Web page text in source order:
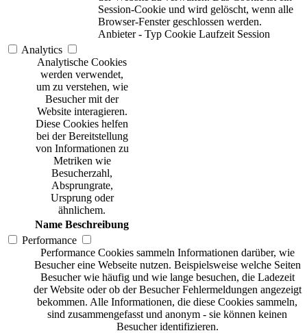
Session-Cookie und wird gelöscht, wenn alle
Browser-Fenster geschlossen werden.
Anbieter - Typ Cookie Laufzeit Session
Analytics
Analytische Cookies
werden verwendet,
um zu verstehen, wie
Besucher mit der
Website interagieren.
Diese Cookies helfen
bei der Bereitstellung
von Informationen zu
Metriken wie
Besucherzahl,
Absprungrate,
Ursprung oder
ähnlichem.
Name Beschreibung
Performance
Performance Cookies sammeln Informationen darüber, wie
Besucher eine Webseite nutzen. Beispielsweise welche Seiten
Besucher wie häufig und wie lange besuchen, die Ladezeit
der Website oder ob der Besucher Fehlermeldungen angezeigt
bekommen. Alle Informationen, die diese Cookies sammeln,
sind zusammengefasst und anonym - sie können keinen
Besucher identifizieren.